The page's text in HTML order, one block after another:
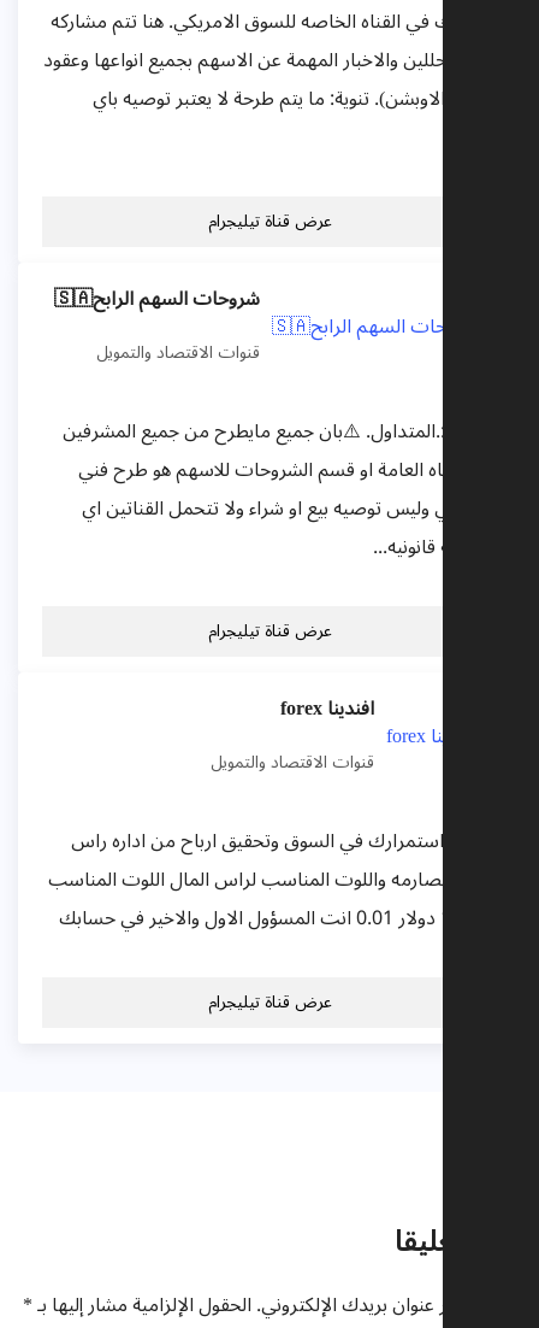
اهلا فيك في القناه الخاصه للسوق الامريكي. هنا تتم مشاركه
اراء المحللين والاخبار المهمة عن الاسهم بجميع انواعها وعقود
الخيار (الاوبشن). تنوية: ما يتم طرحة لا يعتبر توصيه باي
عرض قناة تيليجرام
شروحات السهم الرابح🇸🇦
قنوات الاقتصاد والتمويل
◾️اقر انا:.المتداول. ⚠️بان جميع مايطرح من جميع المشرفين
في القناه العامة او قسم الشروحات للاسهم هو طرح فني
وتعليمي وليس توصيه بيع او شراء ولا تتحمل القناتين اي
مسوليه قانونيه...
عرض قناة تيليجرام
افندينا forex
قنوات الاقتصاد والتمويل
ضمان استمرارك في السوق وتحقيق ارباح من اداره راس
المال الصارمه واللوت المناسب لراس المال اللوت المناسب
عرض قناة تيليجرام
اترك تعليقا
لن يتم نشر عنوان بريدك الإلكتروني.الحقول الإلزامية مشار إليها بـ*